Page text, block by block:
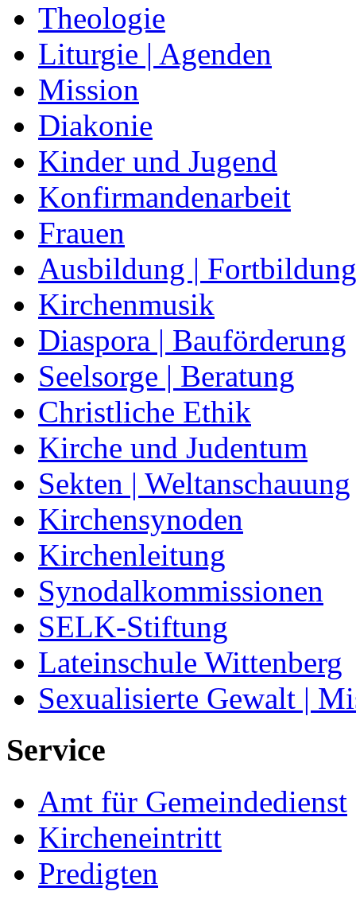
Theologie
Liturgie | Agenden
Mission
Diakonie
Kinder und Jugend
Konfirmandenarbeit
Frauen
Ausbildung | Fortbildung
Kirchenmusik
Diaspora | Bauförderung
Seelsorge | Beratung
Christliche Ethik
Kirche und Judentum
Sekten | Weltanschauung
Kirchensynoden
Kirchenleitung
Synodalkommissionen
SELK-Stiftung
Lateinschule Wittenberg
Sexualisierte Gewalt |
Service
Amt für Gemeindedienst
Kircheneintritt
Predigten